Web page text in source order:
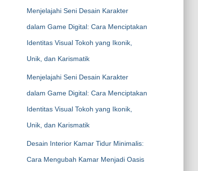
Menjelajahi Seni Desain Karakter
dalam Game Digital: Cara Menciptakan
Identitas Visual Tokoh yang Ikonik,
Unik, dan Karismatik
Menjelajahi Seni Desain Karakter
dalam Game Digital: Cara Menciptakan
Identitas Visual Tokoh yang Ikonik,
Unik, dan Karismatik
Desain Interior Kamar Tidur Minimalis:
Cara Mengubah Kamar Menjadi Oasis